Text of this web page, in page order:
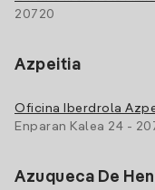
20720
Azpeitia
Oficina Iberdrola
Enparan Kalea 24 -
Azuqueca De